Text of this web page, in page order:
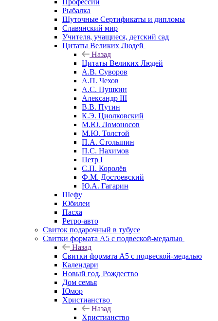
Профессии
Рыбалка
Шуточные Сертификаты и дипломы
Славянский мир
Учителя, учащиеся, детский сад
Цитаты Великих Людей
Назад
Цитаты Великих Людей
А.В. Суворов
А.П. Чехов
А.С. Пушкин
Александр III
В.В. Путин
К.Э. Циолковский
М.Ю. Ломоносов
М.Ю. Толстой
П.А. Столыпин
П.С. Нахимов
Петр I
С.П. Королёв
Ф.М. Достоевский
Ю.А. Гагарин
Шефу
Юбилеи
Пасха
Ретро-авто
Свиток подарочный в тубусе
Свитки формата А5 с подвеской-медалью
Назад
Свитки формата А5 с подвеской-медалью
Календари
Новый год, Рождество
Дом семья
Юмор
Христианство
Назад
Христианство